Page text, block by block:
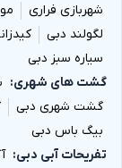
شهربازی فراری
لگولند دبی
سیاره سبز دبی
گشت های شهری
گشت شهری دبی
بیگ باس دبی
تفریحات آبی دبی